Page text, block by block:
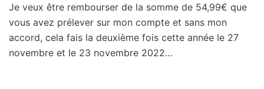
Je veux être rembourser de la somme de 54,99€ que
vous avez prélever sur mon compte et sans mon
accord, cela fais la deuxième fois cette année le 27
novembre et le 23 novembre 2022…